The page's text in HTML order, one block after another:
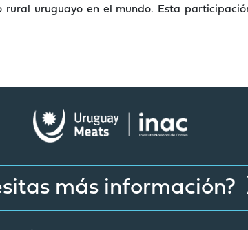
uruguayo en el mundo. Esta
más información?